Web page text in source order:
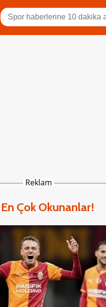
Reklam
En Çok Okunanlar!